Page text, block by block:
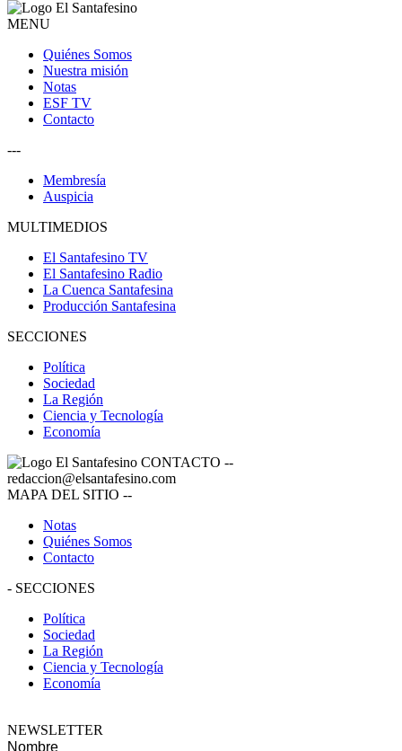
MENU
Quiénes Somos
Nuestra misión
Notas
ESF TV
Contacto
---
Membresía
Auspicia
MULTIMEDIOS
El Santafesino TV
El Santafesino Radio
La Cuenca Santafesina
Producción Santafesina
SECCIONES
Política
Sociedad
La Región
Ciencia y Tecnología
Economía
CONTACTO --
redaccion@elsantafesino.com
MAPA DEL SITIO --
Notas
Quiénes Somos
Contacto
- SECCIONES
Política
Sociedad
La Región
Ciencia y Tecnología
Economía
NEWSLETTER
Nombre